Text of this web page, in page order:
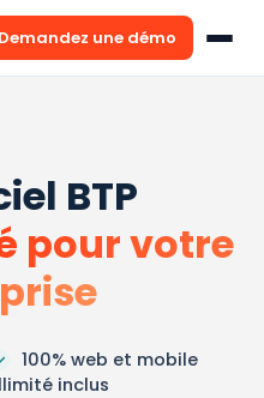
Demandez une démo
BTP
pour votre
100% web et mobile
inclus